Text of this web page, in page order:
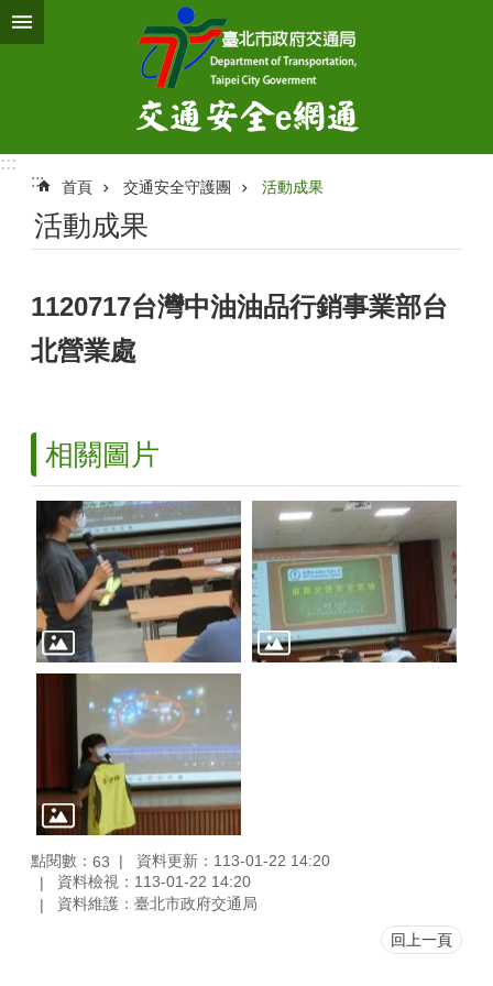
跳到主要內容區塊
:::
:::
首頁 交通安全守護團 活動成果
活動成果
1120717台灣中油油品行銷事業部台
北營業處
相關圖片
點閱數： 63
資料更新：113-01-22 14:20
資料檢視：113-01-22 14:20
資料維護：臺北市政府交通局
回上一頁